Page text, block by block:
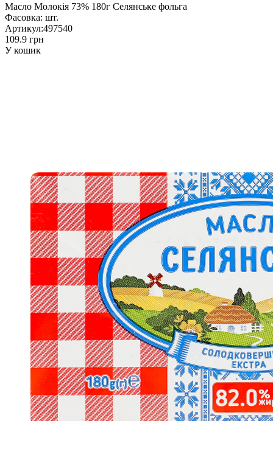
Масло Молокія 73% 180г Селянське фольга
Фасовка: шт.
Артикул:497540
109.9 грн
У кошик